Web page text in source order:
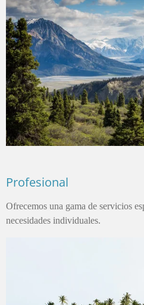
Profesional
Ofrecemos una gama de servicios
necesidades individuales.